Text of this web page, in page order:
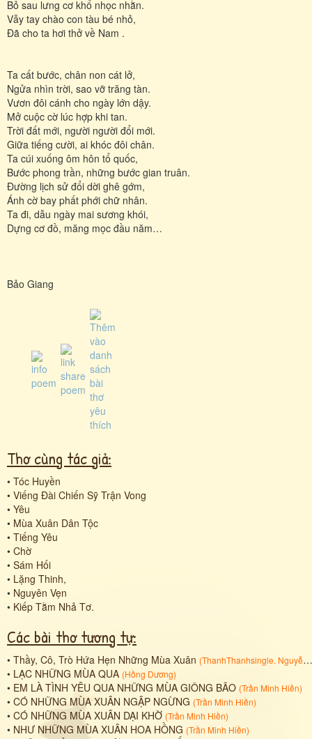
Bỏ sau lưng cơ khổ nhọc nhằn.
Vẫy tay chào con tàu bé nhỏ,
Ðã cho ta hơi thở về Nam .
Ta cất bước, chân non cát lở,
Ngửa nhìn trời, sao vỡ trăng tàn.
Vươn đôi cánh cho ngày lớn dậy.
Mở cuộc cờ lúc hợp khi tan.
Trời đất mới, người người đổi mới.
Giữa tiếng cười, ai khóc đôi chân.
Ta cúi xuống ôm hôn tổ quốc,
Bước phong trần, những bước gian truân.
Ðường lịch sử đổi dời ghê gớm,
Ánh cờ bay phất phới chữ nhân.
Ta đi, dẫu ngày mai sương khói,
Dựng cơ đồ, măng mọc đầu năm…
Bảo Giang
Thơ cùng tác giả:
• Tóc Huyền
• Viếng Đài Chiến Sỹ Trận Vong
• Yêu
• Mùa Xuân Dân Tộc
• Tiếng Yêu
• Chờ
• Sám Hối
• Lặng Thinh,
• Nguyên Vẹn
• Kiếp Tằm Nhả Tơ.
Các bài thơ tương tự:
• Thầy, Cô, Trò Hứa Hẹn Những Mùa Xuân (ThanhThanhsingle. Nguyễn Thanh Thanh
• LẠC NHỮNG MÙA QUA (Hồng Dương)
• EM LÀ TÌNH YÊU QUA NHỮNG MÙA GIÔNG BÃO (Trần Minh Hiền)
• CÓ NHỮNG MÙA XUÂN NGẬP NGỪNG (Trần Minh Hiền)
• CÓ NHỮNG MÙA XUÂN DẠI KHỜ (Trần Minh Hiền)
• NHƯ NHỮNG MÙA XUÂN HOA HỒNG (Trần Minh Hiền)